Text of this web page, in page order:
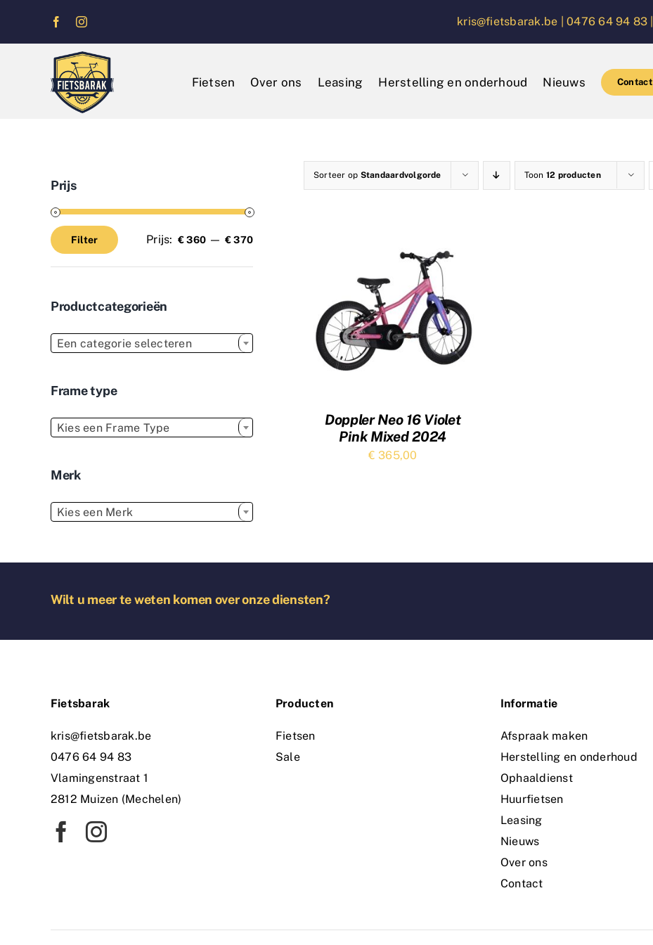
kris@fietsbarak.be |0476 64 94 83 |
Fietsen Over ons Leasing Herstelling en onderhoud Nieuws Contact
Sorteer op Standaardvolgorde Toon 12 producten
Doppler Neo 16 Violet
Pink Mixed 2024
€ 365,00
Prijs
Min.
prijs
Max.
prijs
Filter Prijs: € 360 — € 370
Productcategorieën
Een categorie selecteren
Frame type
Kies een Frame Type
Merk
Kies een Merk
Wilt u meer te weten komen over onze diensten?
Fietsbarak
kris@fietsbarak.be
0476 64 94 83
Vlamingenstraat 1
2812 Muizen (Mechelen)
Producten
Fietsen
Sale
Informatie
Afspraak maken
Herstelling en onderhoud
Ophaaldienst
Huurfietsen
Leasing
Nieuws
Over ons
Contact